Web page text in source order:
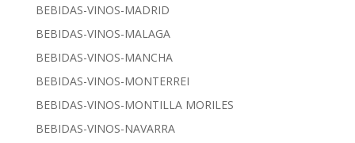
BEBIDAS-VINOS-MADRID
BEBIDAS-VINOS-MALAGA
BEBIDAS-VINOS-MANCHA
BEBIDAS-VINOS-MONTERREI
BEBIDAS-VINOS-MONTILLA MORILES
BEBIDAS-VINOS-NAVARRA